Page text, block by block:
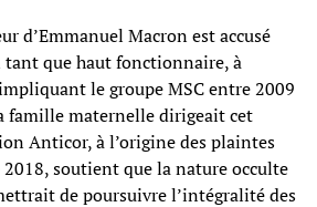
d’Emmanuel Macron est accusé
tant que haut fonctionnaire, à
le groupe MSC entre 2009
famille maternelle dirigeait cet
Anticor, à l’origine des plaintes
2018, soutient que la nature occulte
de poursuivre l’intégralité des